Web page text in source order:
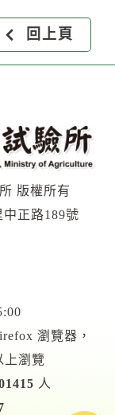
回上頁
版權所有
正路189號
瀏覽器，
上瀏覽
人